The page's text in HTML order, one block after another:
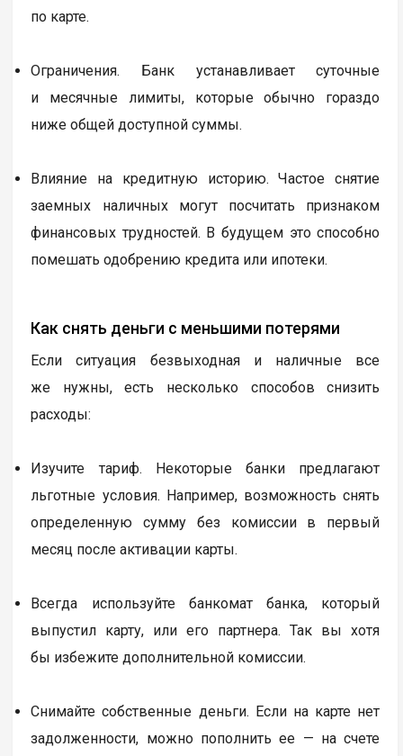
по карте.
Ограничения. Банк устанавливает суточные
и месячные лимиты, которые обычно гораздо
ниже общей доступной суммы.
Влияние на кредитную историю. Частое снятие
заемных наличных могут посчитать признаком
финансовых трудностей. В будущем это способно
помешать одобрению кредита или ипотеки.
Как снять деньги с меньшими потерями
Если ситуация безвыходная и наличные все
же нужны, есть несколько способов снизить
расходы:
Изучите тариф. Некоторые банки предлагают
льготные условия. Например, возможность снять
определенную сумму без комиссии в первый
месяц после активации карты.
Всегда используйте банкомат банка, который
выпустил карту, или его партнера. Так вы хотя
бы избежите дополнительной комиссии.
Снимайте собственные деньги. Если на карте нет
задолженности, можно пополнить ее — на счете